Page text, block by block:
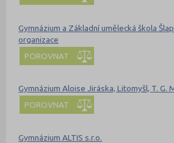
Gymnázium a Základní umělecká škola
organizace
POROVNAT
Gymnázium Aloise Jiráska, Litomyšl, T. G.
POROVNAT
Gymnázium ALTIS s.r.o.